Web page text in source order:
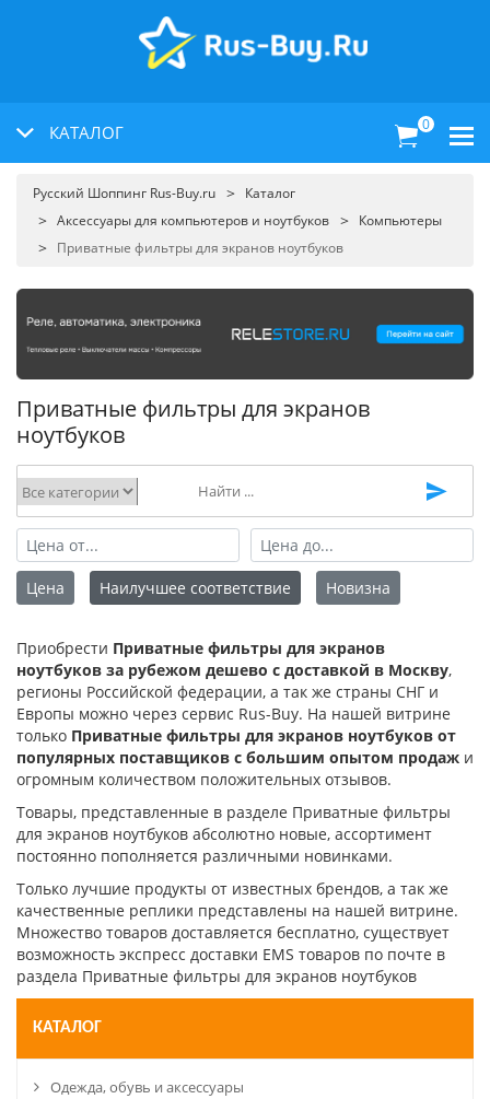
КАТАЛОГ 0
Русский Шоппинг Rus-Buy.ru
Каталог
Аксессуары для компьютеров и ноутбуков
Компьютеры
Приватные фильтры для экранов ноутбуков
Приватные фильтры для экранов
ноутбуков
КАТАЛОГ
Одежда, обувь и аксессуары
Цена Наилучшее соответствие Новизна
Приобрести Приватные фильтры для экранов
ноутбуков за рубежом дешево с доставкой в Москву,
регионы Российской федерации, а так же страны СНГ и
Европы можно через сервис Rus-Buy. На нашей витрине
только Приватные фильтры для экранов ноутбуков от
популярных поставщиков с большим опытом продаж и
огромным количеством положительных отзывов.
Товары, представленные в разделе Приватные фильтры
для экранов ноутбуков абсолютно новые, ассортимент
постоянно пополняется различными новинками.
Только лучшие продукты от известных брендов, а так же
качественные реплики представлены на нашей витрине.
Множество товаров доставляется бесплатно, существует
возможность экспресс доставки EMS товаров по почте в
раздела Приватные фильтры для экранов ноутбуков